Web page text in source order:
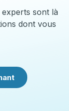
sont là
dont vous